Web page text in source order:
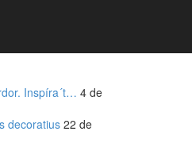
Inspíra´t… 4 de
decoratius 22 de